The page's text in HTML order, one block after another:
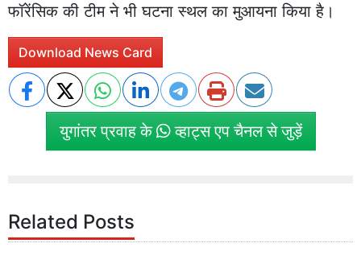
फॉरेंसिक की टीम ने भी घटना स्थल का मुआयना किया है।
Download News Card
युगांतर प्रवाह के व्हाट्स एप चैनल से जुड़ें
Related Posts